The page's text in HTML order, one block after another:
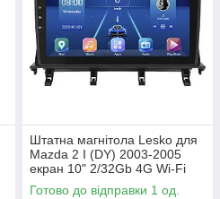
Штатна магнітола Lesko для
Mazda 2 I (DY) 2003-2005
екран 10" 2/32Gb 4G Wi-Fi
GPS Top 1 шт.
Готово до відправки 1 од.